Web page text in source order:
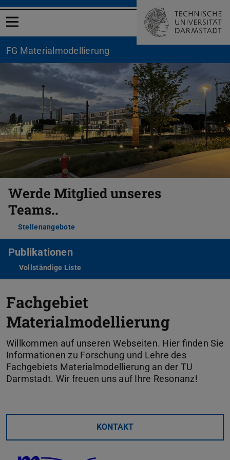
Menü öffnen
FG Materialmodellierung
Werde Mitglied unseres
Teams..
Stellenangebote
Zurück Vor
Publikationen
Vollständige Liste
Fachgebiet
Materialmodellierung
Willkommen auf unseren Webseiten. Hier finden Sie
Informationen zu Forschung und Lehre des
Fachgebiets Materialmodellierung an der TU
Darmstadt. Wir freuen uns auf Ihre Resonanz!
KONTAKT